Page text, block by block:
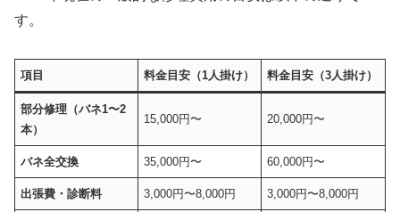
す。
項目 料金目安（1人掛け） 料金目安（3人掛け）
部分修理（バネ1〜2
本）
15,000円〜 20,000円〜
バネ全交換 35,000円〜 60,000円〜
出張費・診断料 3,000円〜8,000円 3,000円〜8,000円